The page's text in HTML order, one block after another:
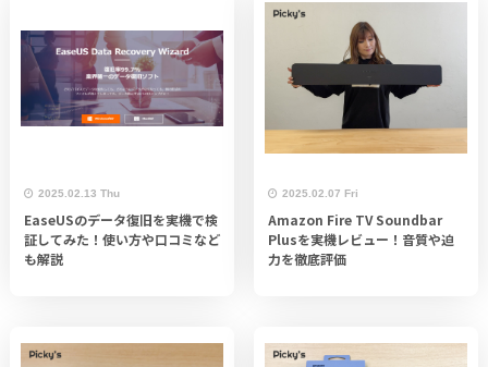
2025.02.13 Thu
EaseUSのデータ復旧を実機で検
証してみた！使い方や口コミなど
も解説
2025.02.07 Fri
Amazon Fire TV Soundbar
Plusを実機レビュー！音質や迫
力を徹底評価